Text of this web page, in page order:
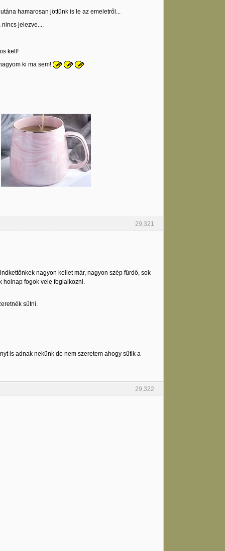
hamarosan jöttünk is le az emeletről...
nincs jelezve....
kell!
ki ma sem!
29,321
nagyon kellet már, nagyon szép fürdő, sok
fogok vele foglalkozni.
sütni.
is adnak nekünk de nem szeretem ahogy sütik a
29,322